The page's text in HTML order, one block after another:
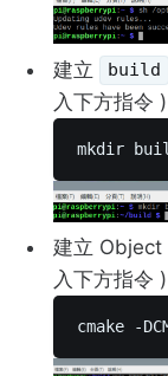
建立 build
入下方指令 )
mkdir
建立 Object
入下方指令 )
cmake -